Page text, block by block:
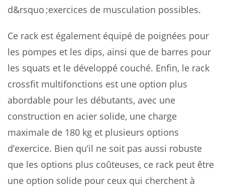
d&rsquo ;exercices de musculation possibles.
Ce rack est également équipé de poignées pour
les pompes et les dips, ainsi que de barres pour
les squats et le développé couché. Enfin, le rack
crossfit multifonctions est une option plus
abordable pour les débutants, avec une
construction en acier solide, une charge
maximale de 180 kg et plusieurs options
d’exercice. Bien qu’il ne soit pas aussi robuste
que les options plus coûteuses, ce rack peut être
une option solide pour ceux qui cherchent à